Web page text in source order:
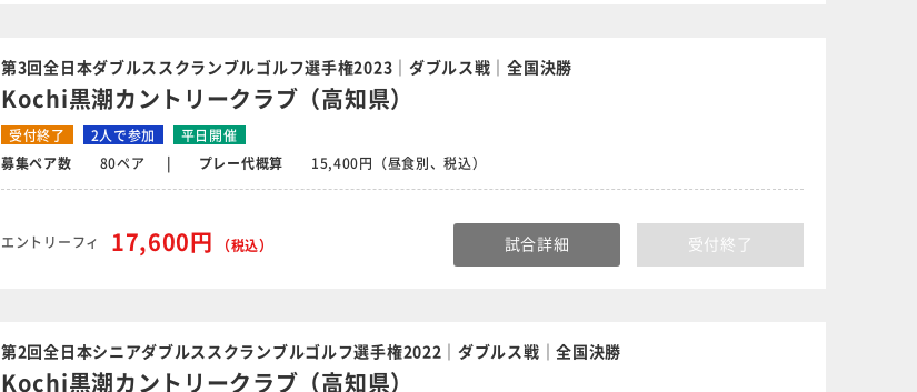
第3回全日本ダブルススクランブルゴルフ選手権2023｜ダブルス戦｜全国決勝
Kochi黒潮カントリークラブ（高知県）
受付終了 2人で参加 平日開催
募集ペア数 80ペア プレー代概算 15,400円（昼食別、税込）
エントリーフィ 17,600円 （税込） 試合詳細 受付終了
第2回全日本シニアダブルススクランブルゴルフ選手権2022｜ダブルス戦｜全国決勝
Kochi黒潮カントリークラブ（高知県）